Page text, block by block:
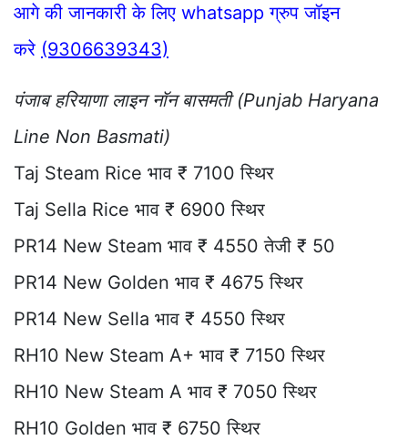
आगे की जानकारी के लिए whatsapp ग्रुप जॉइन
करे (9306639343)
पंजाब हरियाणा लाइन नॉन बासमती (Punjab Haryana
Line Non Basmati)
Taj Steam Rice भाव ₹ 7100 स्थिर
Taj Sella Rice भाव ₹ 6900 स्थिर
PR14 New Steam भाव ₹ 4550 तेजी ₹ 50
PR14 New Golden भाव ₹ 4675 स्थिर
PR14 New Sella भाव ₹ 4550 स्थिर
RH10 New Steam A+ भाव ₹ 7150 स्थिर
RH10 New Steam A भाव ₹ 7050 स्थिर
RH10 Golden भाव ₹ 6750 स्थिर